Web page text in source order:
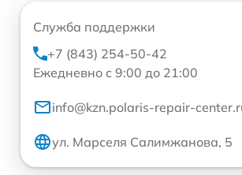
Служба поддержки
+7 (843) 254-50-42
Ежедневно с 9:00 до 21:00
info@kzn.polaris-repair-
ул. Марселя Салимжанова, 5